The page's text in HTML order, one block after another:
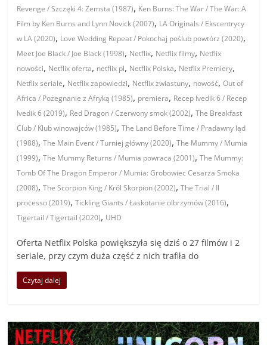
Revenge / Szczęki 4: Zemsta (1987), Ken Burns: The War / The War: A
Film by Ken Burns and Lynn Novick (2007), LA Originals / Ekscentrycy
w LA (2020), Love Wedding Repeat / Pokochaj poślub powtórz (2020),
Meet Joe Black / Joe Black (1998), Netflix, Netflix filmy, Netflix
nowości, Netflix oferta, netflix pl, Netflix Polska, Netflix Premiery,
Netflix seriale, Netflix zapowiedzi, Netflix zwiastuny, nowość,Out of
Africa / Pożegnanie z Afryką (1985), premiera, Recep Ivedik 6 / Recep
Ivedik 6 (2019), Red Dragon / Czerwony smok (2002),The Breakfast
Club / Klub winowajców (1985),The Land Before Time / Pradawny ląd
(1988),The Main Event / Turniej główny (2020),The Mummy / Mumia
(1999),The Mummy Returns / Mumia powraca (2001),The Mummy:
Tomb Of The Dragon Emperor / Mumia: Grobowiec Cesarza Smoka
(2008),The Scorpion King / Król Skorpion (2002),The Trial / Il
processo (2019),Tickling Giants / Łaskotanie olbrzymów (2016),
Tigertail / Tigertail (2020), UHD
Oferta Netflix Polska powiększyła się dziś o 27 filmów i 2
seriale, przy czym duża część z nich trafiła do
Czytaj dalej